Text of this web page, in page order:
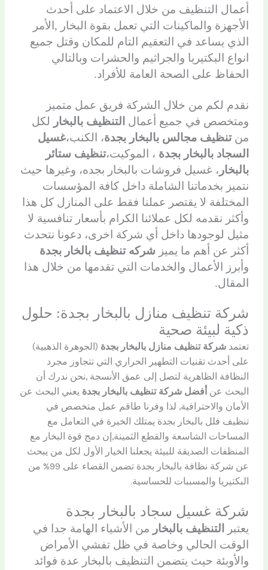
أعمال التنظيف من خلال الاعتماد على أحدث
الأجهزة والماكينات التي تعمل بقوة البخار ,الأمر
الذي يساعد في التعقيم التام للمكان وقتل جميع
انواع البكتيريا والجراثيم والحشرات وبالتالي
الحفاظ على الصحة العامة للأفراد.
نقدم لكم من خلال الشركة فريق عمل متميز
ومتخصص في جميع أعمال التنظيف بالبخار
لكل
منتنظيف مجالس بالبخار بجدة، الكنب،غسيل
السجاد بالبخار بجدة ، الموكيت،تنظيف ستائر
بالبخار ، غسيل فروشات بالبخار بجده، وغيرها حيث
نتميز بخدماتنا الشاملة داخل كافة المؤسسات
المختلفة لا يقتصر عملنا فقط على المنازل كل هذا
وأكثر نقدمه لكل عملائنا الكرام بأسعار تنافسية لا
مثيل لوجودها داخل أي شركة اخرى، دعونا نتحدث
أكثر عن أهم ما يميز شركه تنظيف بالخار بجدة
وأبرز الأعمال والخدمات التي تقدمها من خلال هذا
المقال.
شركة تنظيف منازل بالبخار بجدة: حلول
ذكية لبيئة صحية
تعتمدشركة تنظيف منازل بالبخار بجدة (الجوهرة الذهبية)
على أحدث تقنيات التطهير الحراري التي تتجاوز مجرد
النظافة الظاهرية لتصل إلى عمق الأنسجة ,نحن ندرك أن
البحث عن أفضل شركة تنظيف بالبخار بجدة يعني البحث عن
الأمان والاحترافية, لذا وفرنا طاقم عمل متخصص في
تنظيف فلل بالبخار بجدة يمتلك الخبرة في التعامل مع
المساحات الشاسعة والقطع الثمينة,إن دمج قوة البخار مع
المنظفات الصديقة للبيئة يجعلنا الخيار الأول لكل من يبحث
عن شركة نظافة بالبخار بجدة تضمن القضاء على 99% من
البكتيريا والمسببات للحساسية.
شركة غسيل سجاد بالبخار بجدة
يعتبر التنظيف بالبخار من الأشياء الهامة جدا في
الوقت الحالي وخاصة في ظل تفشي الأمراض
والأوبئة حيث يتضمن التنظيف بالبخار عدة فوائد